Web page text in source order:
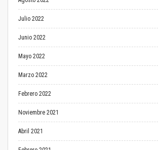
Julio 2022
Junio 2022
Mayo 2022
Marzo 2022
Febrero 2022
Noviembre 2021
Abril 2021